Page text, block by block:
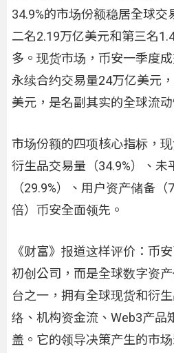
34.9%的市场份额稳居全球
二名2.19万亿美元和第三名
多。现货市场，币安一季度
永续合约交易量24万亿美元
美元，是名副其实的全球流动
市场份额的四项核心指标，现
衍生品交易量（34.9%）、未
（29.9%）、用户资产储备
倍）币安全面领先。
《财富》报道这样评价：币
初创公司，而是全球数字资
台之一，拥有全球现货和衍
络、机构资金流、Web3产品
盖。它的领导决策产生的市